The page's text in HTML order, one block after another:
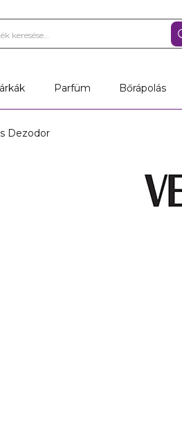
Parfüm Bőrápolás
Dezodor